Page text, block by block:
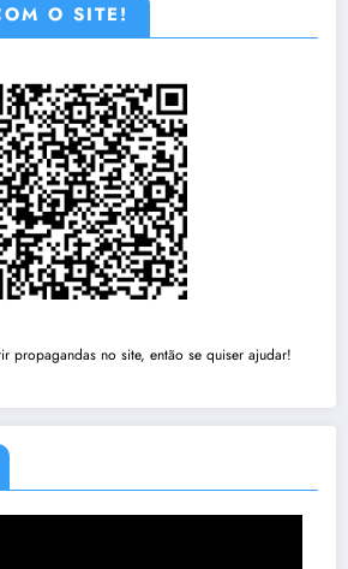
O SITE!
propagandas no site, então se quiser ajudar!